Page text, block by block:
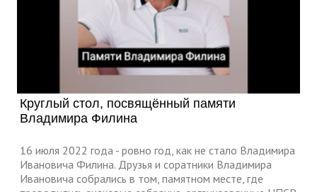
Круглый стол, посвящённый памяти
Владимира Филина
16 июля 2022 года - ровно год, как не стало Владимира
Ивановича Филина. Друзья и соратники Владимира
Ивановича собрались в том, памятном месте, где